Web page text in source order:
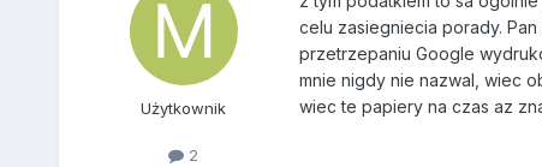
Użytkownik
2
celu zasiegniecia porady.
przetrzepaniu Google
mnie nigdy nie nazwal, wiec
wiec te papiery na czas az